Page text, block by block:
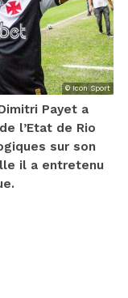
© Icon Sport
Payet a
l’Etat de Rio
sur son
il a entretenu